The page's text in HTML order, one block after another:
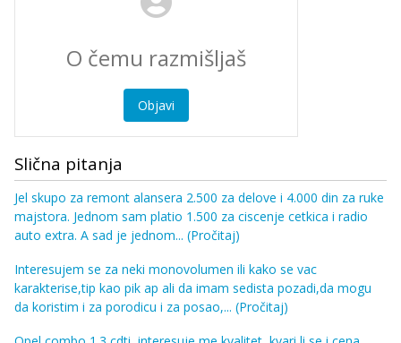
Objavi
Slična pitanja
Jel skupo za remont alansera 2.500 za delove i 4.000 din za ruke
majstora. Jednom sam platio 1.500 za ciscenje cetkica i radio
auto extra. A sad je jednom... (Pročitaj)
Interesujem se za neki monovolumen ili kako se vac
karakterise,tip kao pik ap ali da imam sedista pozadi,da mogu
da koristim i za porodicu i za posao,... (Pročitaj)